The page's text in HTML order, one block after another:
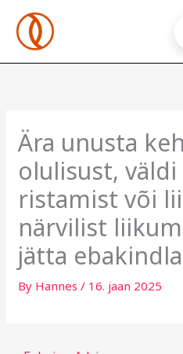
content
Ära unusta
olulisust,
ristamist või
närvilist
jätta
By Hannes/ 16. jaan 2025